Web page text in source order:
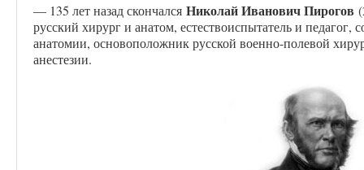
— 135 лет назад скончался Николай Иванович Пирогов
русский хирург и анатом, естествоиспытатель и педагог,
анатомии, основоположник русской военно-полевой
анестезии.